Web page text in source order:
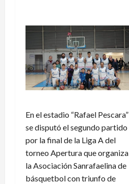
En el estadio “Rafael Pescara”
se disputó el segundo partido
por la final de la Liga A del
torneo Apertura que organiza
la Asociación Sanrafaelina de
básquetbol con triunfo de